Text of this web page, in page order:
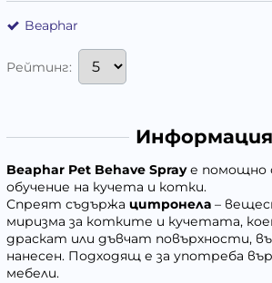
Beaphar
Рейтинг:
Информация
Beaphar Pet Behave Spray е помощно
обучение на кучета и котки.
Спреят съдържа цитронела –
миризма за котките и кучетата,
драскат или дъвчат повърхности,
нанесен. Подходящ е за употреба
мебели.